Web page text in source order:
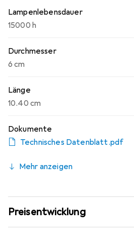
Lampenlebensdauer
15000 h
Durchmesser
6 cm
Länge
10.40 cm
Dokumente
Technisches Datenblatt.pdf
Mehr anzeigen
Preisentwicklung